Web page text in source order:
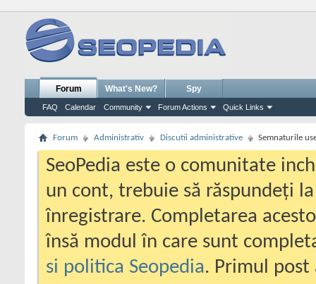
Forum
FAQ Calendar Community Forum Actions Quick Links
What's New? Spy
Forum Administrativ Discutii administrative Semnaturile
SeoPedia este o comunitate
un cont, trebuie să răspundeți
înregistrare. Completarea
însă modul în care sunt
si politica Seopedia. Primul